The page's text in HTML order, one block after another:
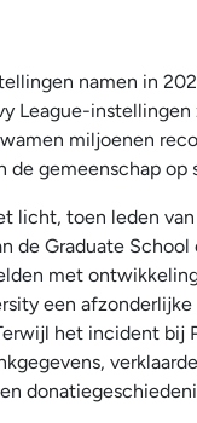
namen in
League-instellingen
miljoenen
de gemeenschap op
licht, toen leden
de Graduate
met
een
het incident bij